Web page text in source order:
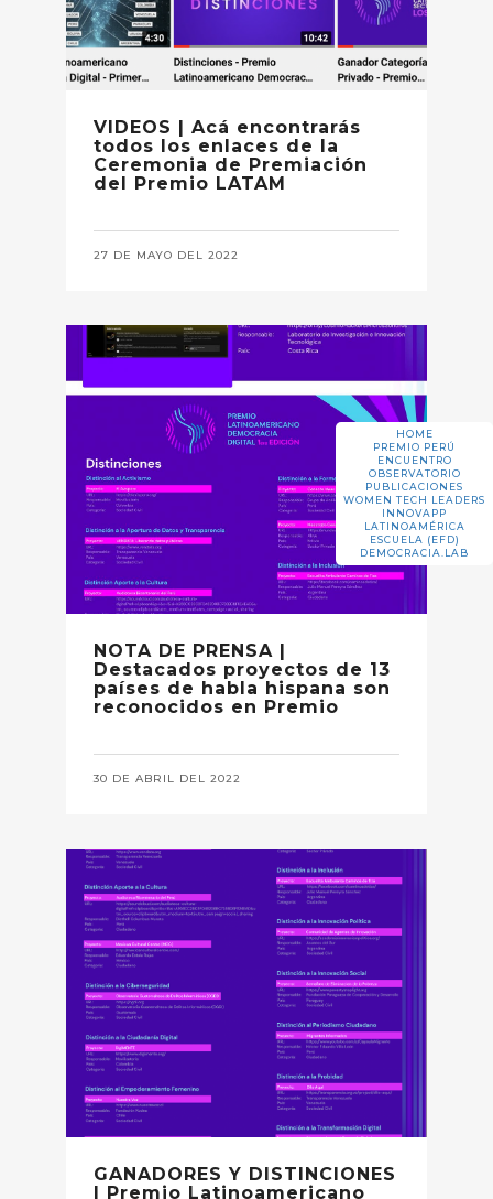
HOME
PREMIO PERÚ
ENCUENTRO
OBSERVATORIO
PUBLICACIONES
WOMEN TECH LEADERS
INNOVAPP
LATINOAMÉRICA
ESCUELA (EFD)
DEMOCRACIA.LAB
VIDEOS | Acá encontrarás
todos los enlaces de la
Ceremonia de Premiación
del Premio LATAM
27 DE MAYO DEL 2022
NOTA DE PRENSA |
Destacados proyectos de 13
países de habla hispana son
reconocidos en Premio
30 DE ABRIL DEL 2022
GANADORES Y DISTINCIONES
| Premio Latinoamericano